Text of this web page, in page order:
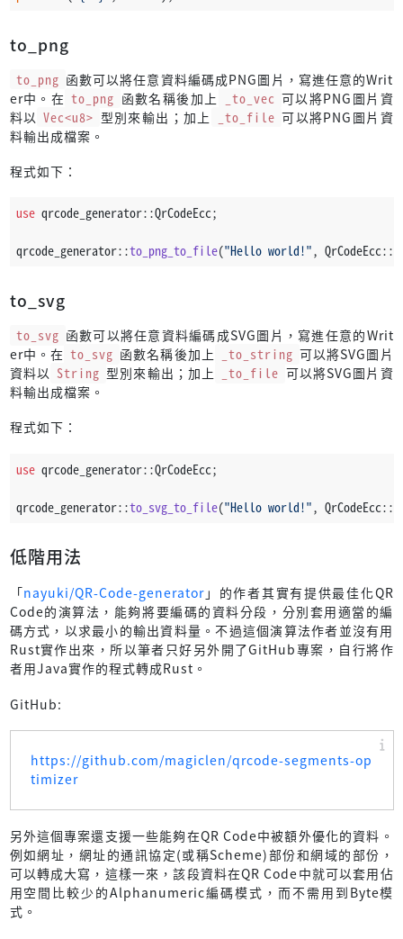
to_png
to_png 函數可以將任意資料編碼成PNG圖片，寫進任意的Writ
er中。在 to_png 函數名稱後加上 _to_vec 可以將PNG圖片資
料以 Vec<u8> 型別來輸出；加上 _to_file 可以將PNG圖片資
料輸出成檔案。
程式如下：
use qrcode_generator::QrCodeEcc;
qrcode_generator::to_png_to_file("Hello world!",
to_svg
to_svg 函數可以將任意資料編碼成SVG圖片，寫進任意的Writ
er中。在 to_svg 函數名稱後加上 _to_string 可以將SVG圖片
資料以 String 型別來輸出；加上 _to_file 可以將SVG圖片資
料輸出成檔案。
程式如下：
use qrcode_generator::QrCodeEcc;
qrcode_generator::to_svg_to_file("Hello world!",
低階用法
「nayuki/QR-Code-generator 」的作者其實有提供最佳化QR
Code的演算法，能夠將要編碼的資料分段，分別套用適當的編
碼方式，以求最小的輸出資料量。不過這個演算法作者並沒有用
Rust實作出來，所以筆者只好另外開了GitHub專案，自行將作
者用Java實作的程式轉成Rust。
GitHub:
https://github.com/magiclen/qrcode-segments-op
timizer
另外這個專案還支援一些能夠在QR Code中被額外優化的資料。
例如網址，網址的通訊協定(或稱Scheme)部份和網域的部份，
可以轉成大寫，這樣一來，該段資料在QR Code中就可以套用佔
用空間比較少的Alphanumeric編碼模式，而不需用到Byte模
式。